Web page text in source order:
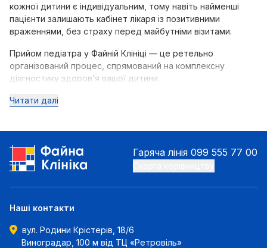
кожної дитини є індивідуальним, тому навіть найменші
пацієнти залишають кабінет лікаря із позитивними
враженнями, без страху перед майбутніми візитами.
Прийом педіатра у Файній Клініці — це ретельно
організований процес, спрямований на комплексну
діагностику здоров’я вашої дитини.
Читати далі
Гаряча лінія 099 555 77 00
Наші контакти
вул. Родини Крістерів, 18/6
Виноградар, 100 м від ТЦ «Ретровіль»